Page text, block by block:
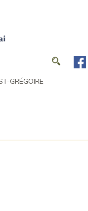
GRÉGOIRE